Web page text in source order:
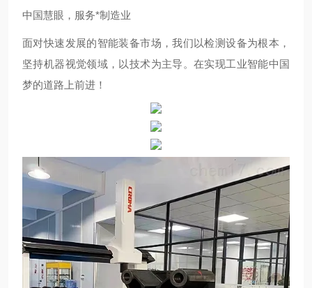
中国慧眼，服务*制造业
面对快速发展的智能装备市场，我们以检测设备为根本，
坚持机器视觉领域，以技术为主导。在实现工业智能中国
梦的道路上前进！